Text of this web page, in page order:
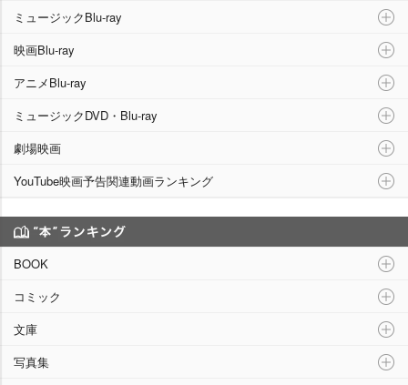
ミュージックBlu-ray
映画Blu-ray
アニメBlu-ray
ミュージックDVD・Blu-ray
劇場映画
YouTube映画予告関連動画ランキング
BOOK
コミック
文庫
写真集